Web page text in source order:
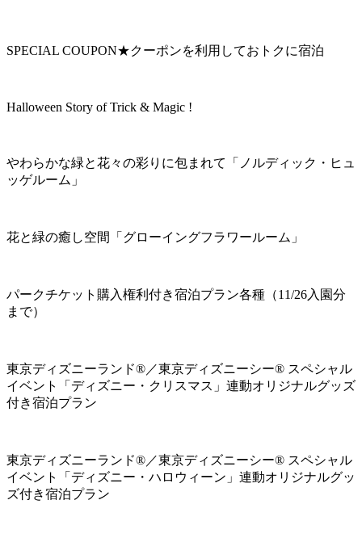
SPECIAL COUPON★クーポンを利用しておトクに宿泊
Halloween Story of Trick & Magic !
やわらかな緑と花々の彩りに包まれて「ノルディック・ヒュ
ッゲルーム」
花と緑の癒し空間「グローイングフラワールーム」
パークチケット購入権利付き宿泊プラン各種（11/26入園分
まで）
東京ディズニーランド®／東京ディズニーシー® スペシャル
イベント「ディズニー・クリスマス」連動オリジナルグッズ
付き宿泊プラン
東京ディズニーランド®／東京ディズニーシー® スペシャル
イベント「ディズニー・ハロウィーン」連動オリジナルグッ
ズ付き宿泊プラン